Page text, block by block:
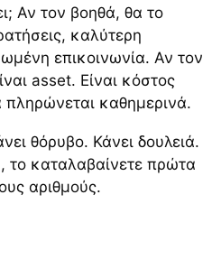
Αν τον βοηθά, θα το
καλύτερη
επικοινωνία. Αν τον
asset. Είναι κόστος
καθημερινά.
θόρυβο. Κάνει δουλειά.
το καταλαβαίνετε πρώτα
αριθμούς.